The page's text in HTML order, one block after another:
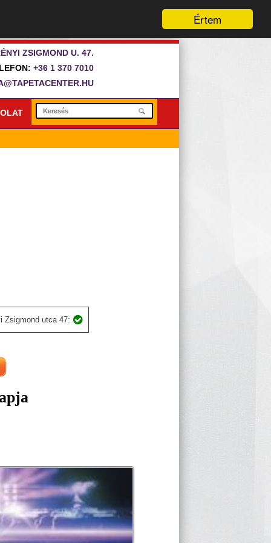
Értem
ZSIGMOND U. 47.
+36 1 370 7010
Zsigmond utca 47: